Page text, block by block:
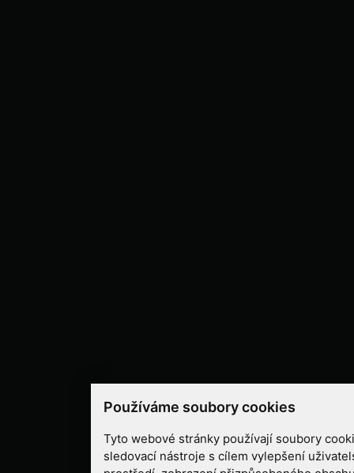
Používáme soubory cookies
Tyto webové stránky používají soubory
sledovací nástroje s cílem vylepšení